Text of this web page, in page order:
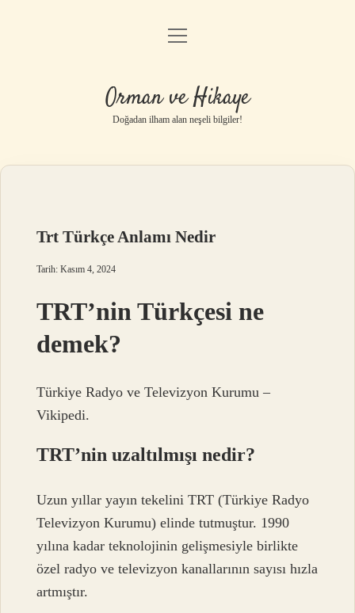
Anasayfa
Yasal Uyarı
menüyü
Orman ve Hikaye
Doğadan ilham alan neşeli bilgiler!
Trt Türkçe Anlamı Nedir
Tarih: Kasım 4, 2024
TRT’nin Türkçesi ne
demek?
Türkiye Radyo ve Televizyon Kurumu –
Vikipedi.
TRT’nin uzaltılmışı nedir?
Uzun yıllar yayın tekelini TRT (Türkiye Radyo
Televizyon Kurumu) elinde tutmuştur. 1990
yılına kadar teknolojinin gelişmesiyle birlikte
özel radyo ve televizyon kanallarının sayısı hızla
artmıştır.